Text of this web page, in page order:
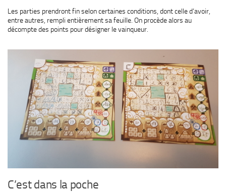
Les parties prendront fin selon certaines conditions, dont celle d’avoir,
entre autres, rempli entièrement sa feuille. On procède alors au
décompte des points pour désigner le vainqueur.
C’est dans la poche